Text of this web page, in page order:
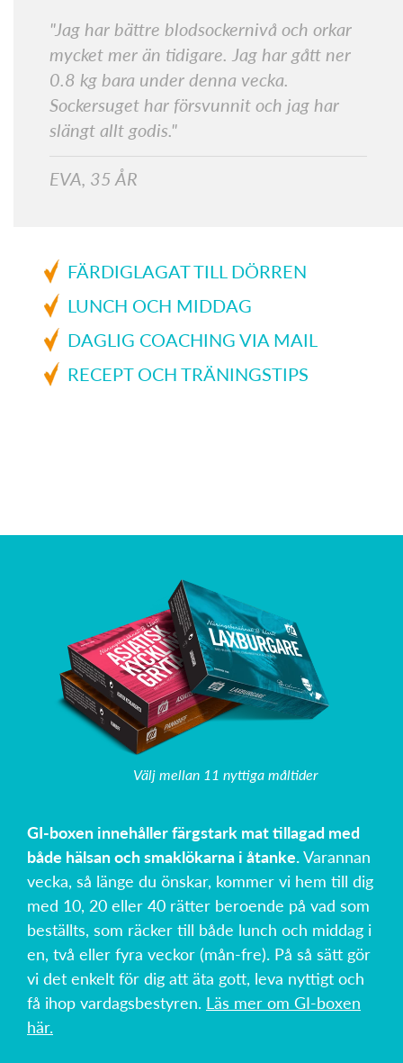
"Jag har bättre blodsockernivå och orkar
mycket mer än tidigare. Jag har gått ner
0.8 kg bara under denna vecka.
Sockersuget har försvunnit och jag har
slängt allt godis."
EVA, 35 ÅR
FÄRDIGLAGAT TILL DÖRREN
LUNCH OCH MIDDAG
DAGLIG COACHING VIA MAIL
RECEPT OCH TRÄNINGSTIPS
Välj mellan 11 nyttiga måltider
GI-boxen innehåller färgstark mat tillagad med
både hälsan och smaklökarna i åtanke.Varannan
vecka, så länge du önskar, kommer vi hem till dig
med 10, 20 eller 40 rätter beroende på vad som
beställts, som räcker till både lunch och middag i
en, två eller fyra veckor (mån-fre). På så sätt gör
vi det enkelt för dig att äta gott, leva nyttigt och
få ihop vardagsbestyren. Läs mer om GI-boxen
här.